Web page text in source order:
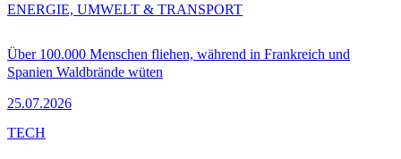
Über 100.000 Menschen fliehen, während in Frankreich und
Spanien Waldbrände wüten
25.07.2026
ENERGIE, UMWELT & TRANSPORT
TECH